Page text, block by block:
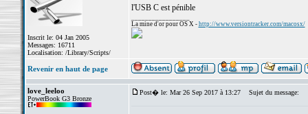
Inscrit le: 04 Jan 2005
Messages: 16711
Localisation: /Library/Scripts/
l'USB C est pénible
La mine d'or pour OS X - http://www.versiontracker.com/macosx/
Revenir en haut de page
love_leeloo
PowerBook G3 Bronze
Post� le: Mar 26 Sep 2017 à 13:27 Sujet du message: